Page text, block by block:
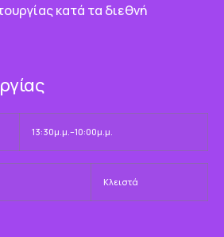
κατά τα διεθνή
13:30μ.μ.–10:00μ.μ.
Κλειστά